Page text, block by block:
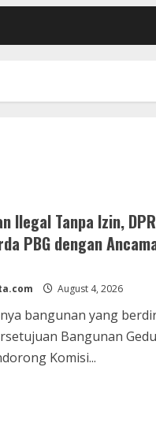
Ilegal Tanpa Izin,
PBG dengan
August 4, 2026
bangunan yang
Bangunan
Komisi...